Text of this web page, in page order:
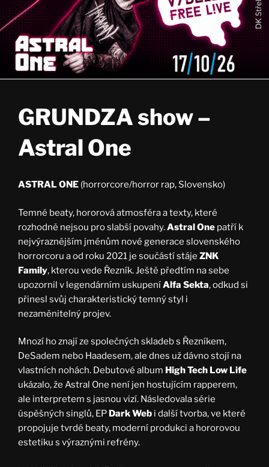
GRUNDZA show –
Astral One
ASTRAL ONE (horrorcore/horror rap, Slovensko)
Temné beaty, hororová atmosféra a texty, které
rozhodně nejsou pro slabší povahy.Astral One patří k
nejvýraznějším jménům nové generace slovenského
horrorcoru a od roku 2021 je součástí stáje ZNK
Family, kterou vede Řezník. Ještě předtím na sebe
upozornil v legendárním uskupeníAlfa Sekta, odkud si
přinesl svůj charakteristický temný styl i
nezaměnitelný projev.
Mnozí ho znají ze společných skladeb s Řezníkem,
DeSadem nebo Haadesem, ale dnes už dávno stojí na
vlastních nohách. Debutové album High Tech Low Life
ukázalo, že Astral One není jen hostujícím rapperem,
ale interpretem s jasnou vizí. Následovala série
úspěšných singlů, EP Dark Web i další tvorba, ve které
propojuje tvrdé beaty, moderní produkci a hororovou
estetiku s výraznými refrény.